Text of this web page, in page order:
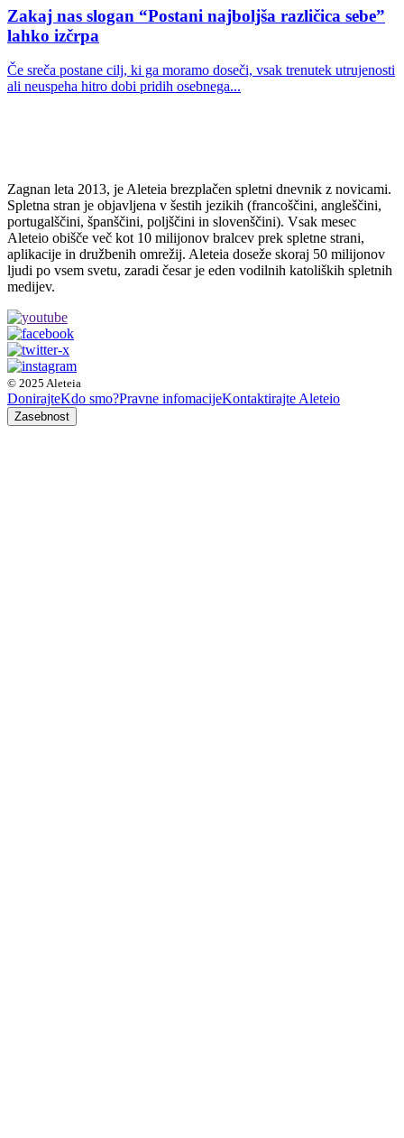
Zakaj nas slogan “Postani najboljša različica sebe”
lahko izčrpa
Če sreča postane cilj, ki ga moramo doseči, vsak trenutek utrujenosti
ali neuspeha hitro dobi pridih osebnega...
Zagnan leta 2013, je Aleteia brezplačen spletni dnevnik z novicami.
Spletna stran je objavljena v šestih jezikih (francoščini, angleščini,
portugalščini, španščini, poljščini in slovenščini). Vsak mesec
Aleteio obišče več kot 10 milijonov bralcev prek spletne strani,
aplikacije in družbenih omrežij. Aleteia doseže skoraj 50 milijonov
ljudi po vsem svetu, zaradi česar je eden vodilnih katoliških spletnih
medijev.
© 2025 Aleteia
DonirajteKdo smo?Pravne infomacijeKontaktirajte Aleteio
Zasebnost